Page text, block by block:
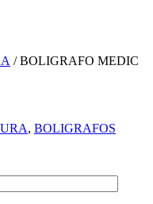
/ BOLIGRAFO MEDIC
, BOLIGRAFOS